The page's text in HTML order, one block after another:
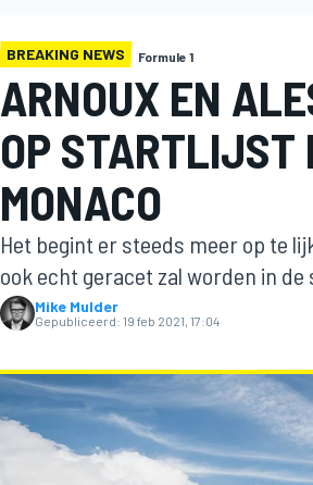
BREAKING NEWS Formule 1
ARNOUX EN
OP STARTLIJST
MONACO
Het begint er steeds meer op te
ook echt geracet zal worden in
Mike Mulder
Gepubliceerd: 19 feb 2021, 17:04